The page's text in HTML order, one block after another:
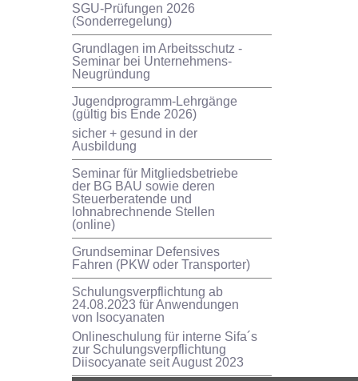
SGU-Prüfungen 2026
(Sonderregelung)
Grundlagen im Arbeitsschutz -
Seminar bei Unternehmens-
Neugründung
Jugendprogramm-Lehrgänge
(gültig bis Ende 2026)
sicher + gesund in der
Ausbildung
Seminar für Mitgliedsbetriebe
der BG BAU sowie deren
Steuerberatende und
lohnabrechnende Stellen
(online)
Grundseminar Defensives
Fahren (PKW oder Transporter)
Schulungsverpflichtung ab
24.08.2023 für Anwendungen
von Isocyanaten
Onlineschulung für interne Sifa´s
zur Schulungsverpflichtung
Diisocyanate seit August 2023